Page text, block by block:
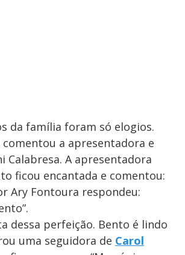
da família foram só elogios.
comentou a apresentadora e
Calabresa. A apresentadora
ficou encantada e comentou:
Ary Fontoura respondeu:
dessa perfeição. Bento é lindo
uma seguidora de Carol